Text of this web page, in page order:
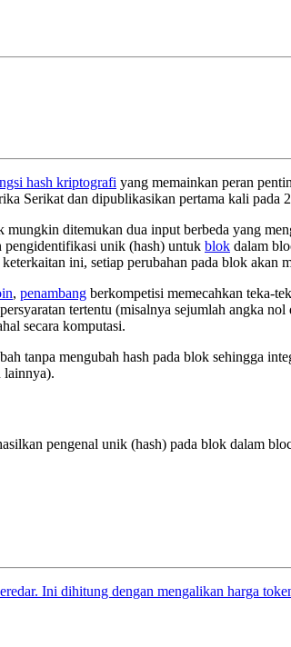
hash kriptografi yang memainkan peran
Serikat dan dipublikasikan pertama kali pada
ditemukan dua input berbeda yang
pengidentifikasi unik (hash) untuk blok dalam
ini, setiap perubahan pada blok akan
, penambang berkompetisi memecahkan teka-
tertentu (misalnya sejumlah angka
secara komputasi.
tanpa mengubah hash pada blok sehingga
lainnya).
pengenal unik (hash) pada blok dalam
Ini dihitung dengan mengalikan harga